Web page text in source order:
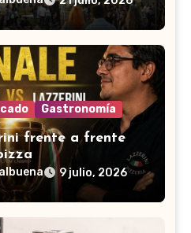
Gastronomía
frente a frente
9 julio, 2026